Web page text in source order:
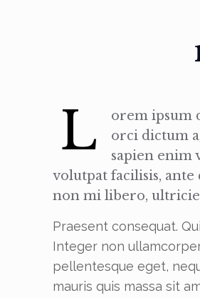
L
orem ipsum
orci dictum
sapien enim
volutpat facilisis, ante
non mi libero,
Praesent consequat.
Integer non
pellentesque eget,
mauris quis massa sit